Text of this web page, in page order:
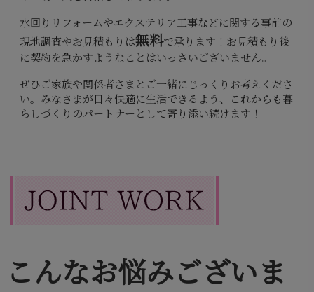
水回りリフォームやエクステリア工事などに関する事前の
現地調査やお見積もりは無料で承ります！お見積もり後
に契約を急かすようなことはいっさいございません。
ぜひご家族や関係者さまとご一緒にじっくりお考えくださ
い。みなさまが日々快適に生活できるよう、これからも暮
らしづくりのパートナーとして寄り添い続けます！
こんなお悩みございま